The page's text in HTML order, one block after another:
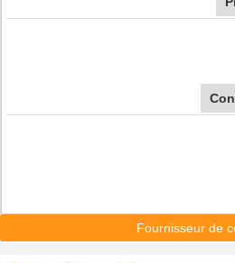
Fournisseur de